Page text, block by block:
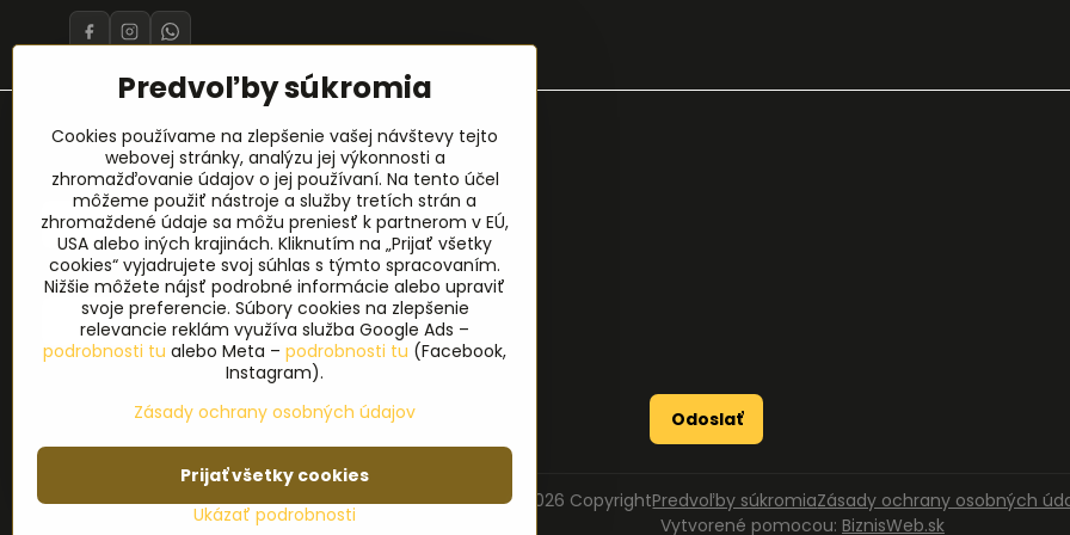
Prihlásenie na odber noviniek
Meno*
E-mail*
Odoslať
© 2026 CopyrightPredvoľby súkromiaZásady ochrany osobných
Vytvorené pomocou: BiznisWeb.sk
Predvoľby súkromia
Cookies používame na zlepšenie vašej návštevy tejto
webovej stránky, analýzu jej výkonnosti a
zhromažďovanie údajov o jej používaní. Na tento účel
môžeme použiť nástroje a služby tretích strán a
zhromaždené údaje sa môžu preniesť k partnerom v EÚ,
USA alebo iných krajinách. Kliknutím na „Prijať všetky
cookies“ vyjadrujete svoj súhlas s týmto spracovaním.
Nižšie môžete nájsť podrobné informácie alebo upraviť
svoje preferencie. Súbory cookies na zlepšenie
relevancie reklám využíva služba Google Ads –
podrobnosti tu alebo Meta – podrobnosti tu (Facebook,
Instagram).
Zásady ochrany osobných údajov
Ukázať podrobnosti
Prijať všetky cookies